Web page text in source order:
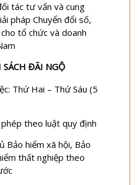
tác tư vấn và cung
pháp Chuyển đổi số,
tổ chức và doanh
SÁCH ĐÃI NGỘ
Thứ Hai – Thứ Sáu (5
phép theo luật quy định
Bảo hiểm xã hội, Bảo
thất nghiệp theo